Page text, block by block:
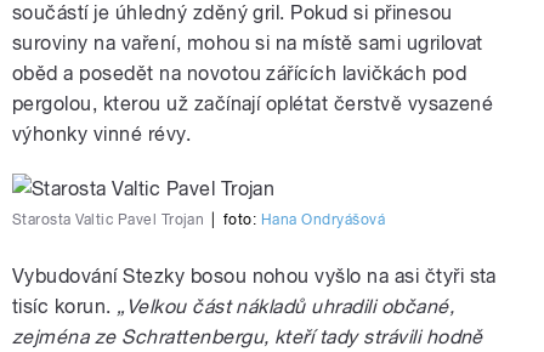
součástí je úhledný zděný gril. Pokud si přinesou
suroviny na vaření, mohou si na místě sami ugrilovat
oběd a posedět na novotou zářících lavičkách pod
pergolou, kterou už začínají oplétat čerstvě vysazené
výhonky vinné révy.
Starosta Valtic Pavel Trojan foto: Hana Ondryášová
Vybudování Stezky bosou nohou vyšlo na asi čtyři sta
tisíc korun. „Velkou část nákladů uhradili občané,
zejména ze Schrattenbergu, kteří tady strávili hodně